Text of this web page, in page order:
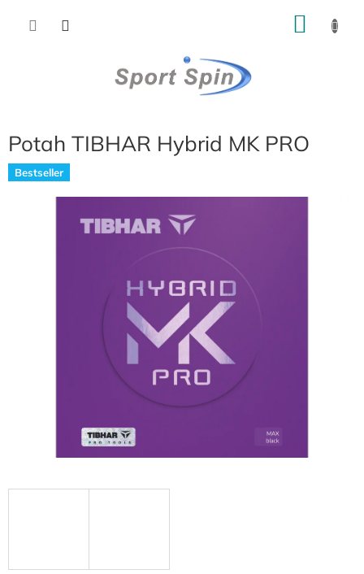
Potah TIBHAR Hybrid MK PRO
Bestseller